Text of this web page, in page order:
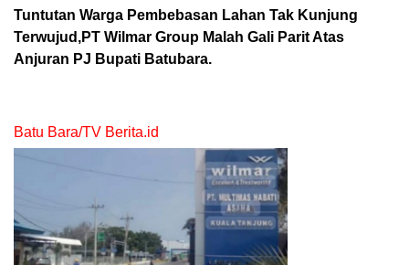
Tuntutan Warga Pembebasan Lahan Tak Kunjung
Terwujud,PT Wilmar Group Malah Gali Parit Atas
Anjuran PJ Bupati Batubara.
Batu Bara/TV Berita.id